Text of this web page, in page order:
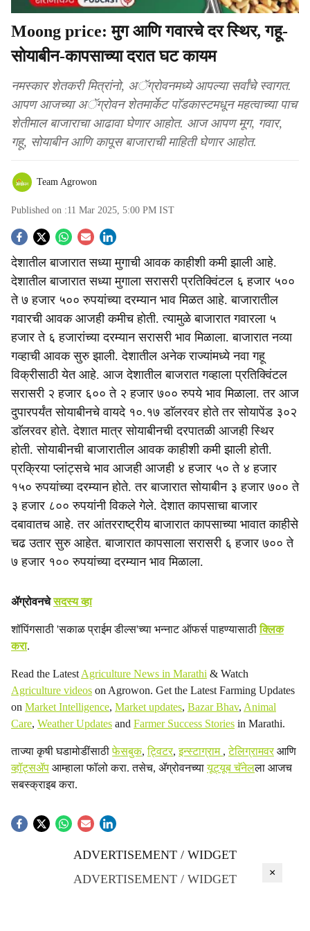
Moong price: मुग आणि गवारचे दर स्थिर, गहू-
सोयाबीन-कापसाच्या दरात घट कायम
नमस्कार शेतकरी मित्रांनो, अॅग्रोवनमध्ये आपल्या सर्वांचे स्वागत.
आपण आजच्या अॅग्रोवन शेतमार्केट पाॅडकास्टमधून महत्वाच्या पाच
शेतीमाल बाजाराचा आढावा घेणार आहोत. आज आपण मूग, गवार,
गहू, सोयाबीन आणि कापूस बाजाराची माहिती घेणार आहोत.
Team Agrowon
Published on :11 Mar 2025, 5:00 PM IST
S
o
c
i
a
l
s
h
a
r
e
देशातील बाजारात सध्या मुगाची आवक काहीशी कमी झाली आहे.
देशातील बाजारात सध्या मुगाला सरासरी प्रतिक्विंटल ६ हजार ५००
ते ७ हजार ५०० रुपयांच्या दरम्यान भाव मिळत आहे. बाजारातील
गवारची आवक आजही कमीच होती. त्यामुळे बाजारात गवारला ५
हजार ते ६ हजारांच्या दरम्यान सरासरी भाव मिळाला. बाजारात नव्या
गव्हाची आवक सुरु झाली. देशातील अनेक राज्यांमध्ये नवा गहू
विक्रीसाठी येत आहे. आज देशातील बाजरात गव्हाला प्रतिक्विंटल
सरासरी २ हजार ६०० ते २ हजार ७०० रुपये भाव मिळाला. तर आज
दुपारपर्यंत सोयाबीनचे वायदे १०.१७ डाॅलरवर होते तर सोयापेंड ३०२
डाॅलरवर होते. देशात मात्र सोयाबीनची दरपातळी आजही स्थिर
होती. सोयाबीनची बाजारातील आवक काहीशी कमी झाली होती.
प्रक्रिया प्लांट्सचे भाव आजही आजही ४ हजार ५० ते ४ हजार
१५० रुपयांच्या दरम्यान होते. तर बाजारात सोयाबीन ३ हजार ७०० ते
३ हजार ८०० रुपयांनी विकले गेले. देशात कापसाचा बाजार
दबावातच आहे. तर आंतरराष्ट्रीय बाजारात कापसाच्या भावात काहीसे
चढ उतार सुरु आहेत. बाजारात कापसाला सरासरी ६ हजार ७०० ते
७ हजार १०० रुपयांच्या दरम्यान भाव मिळाला.
ॲग्रोवनचेसदस्य व्हा
शॉपिंगसाठी 'सकाळ प्राईम डील्स'च्या भन्नाट ऑफर्स पाहण्यासाठीक्लिक
करा.
Read the Latest Agriculture News in Marathi & Watch
Agriculture videos on Agrowon. Get the Latest Farming Updates
on Market Intelligence, Market updates, Bazar Bhav, Animal
Care, Weather Updates and Farmer Success Stories in Marathi.
ताज्या कृषी घडामोडींसाठीफेसबुक,ट्विटर,इन्स्टाग्राम ,टेलिग्रामवरआणि
व्हॉट्सॲप आम्हाला फॉलो करा. तसेच, ॲग्रोवनच्यायूट्यूब चॅनेलला आजच
सबस्क्राइब करा.
ADVERTISEMENT / WIDGET
ADVERTISEMENT / WIDGET
×